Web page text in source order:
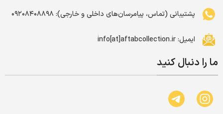
پشتیبانی (تماس، پیامرسان‌های داخلی و خارجی): ۰۹۲۰۸۴۰۸۸۹۸
ایمیل: info[at]aftabcollection.ir
ما را دنبال کنید